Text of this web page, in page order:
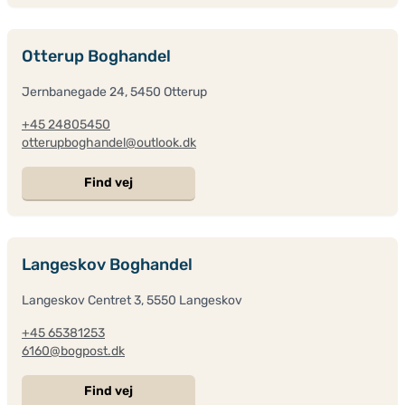
Otterup Boghandel
Jernbanegade 24, 5450 Otterup
+45 24805450
otterupboghandel@outlook.dk
Find vej
Langeskov Boghandel
Langeskov Centret 3, 5550 Langeskov
+45 65381253
6160@bogpost.dk
Find vej